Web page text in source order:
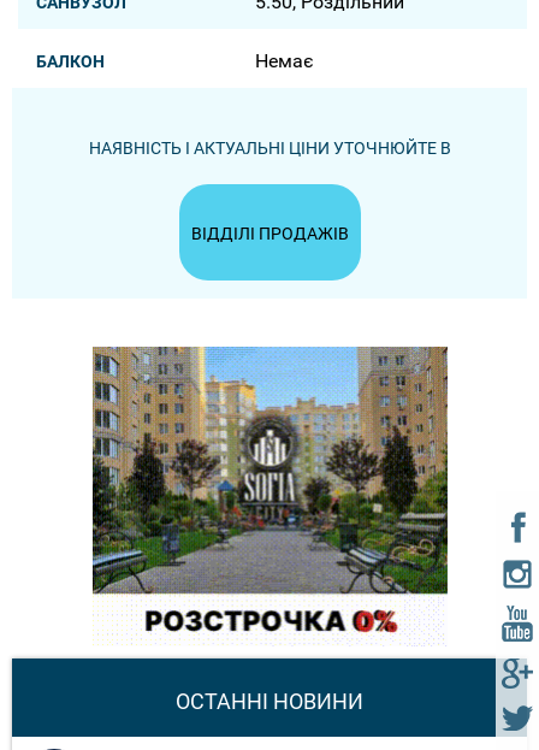
БАЛКОН Немає
НАЯВНІСТЬ І АКТУАЛЬНІ ЦІНИ УТОЧНЮЙТЕ В
ВІДДІЛІ ПРОДАЖІВ
ОСТАННІ НОВИНИ